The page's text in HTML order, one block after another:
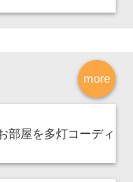
more
部屋を多灯コーディ